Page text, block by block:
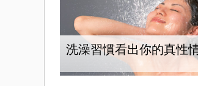
洗澡習慣看出你的真性